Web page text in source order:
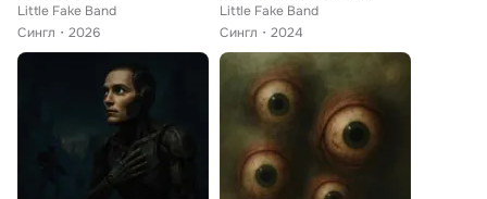
Little Fake Band
Сингл
2026
Little Fake Band
Сингл
2024